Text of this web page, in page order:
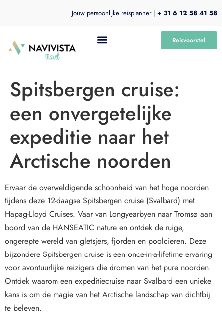
Jouw persoonlijke reisplanner | + 31 6 12 58 41 58
Reisvoorstel
Spitsbergen cruise:
een onvergetelijke
expeditie naar het
Arctische noorden
Ervaar de overweldigende schoonheid van het hoge noorden
tijdens deze 12-daagse Spitsbergen cruise (Svalbard) met
Hapag-Lloyd Cruises. Vaar van Longyearbyen naar Tromsø aan
boord van de HANSEATIC nature en ontdek de ruige,
ongerepte wereld van gletsjers, fjorden en pooldieren. Deze
bijzondere Spitsbergen cruise is een once-in-a-lifetime ervaring
voor avontuurlijke reizigers die dromen van het pure noorden.
Ontdek waarom een expeditiecruise naar Svalbard een unieke
kans is om de magie van het Arctische landschap van dichtbij
te beleven.